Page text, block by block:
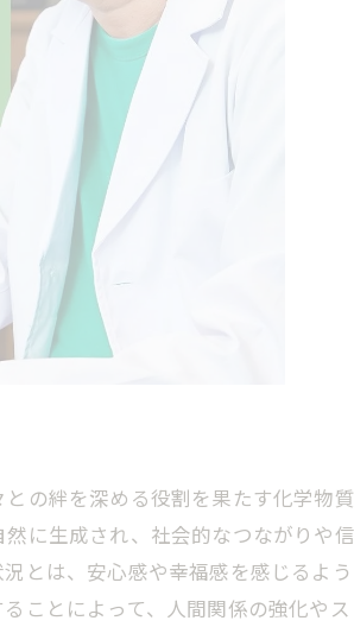
の絆を深める役割を果たす化学物
に生成され、社会的なつながりや
は、安心感や幸福感を感じるよう
ことによって、人間関係の強化や